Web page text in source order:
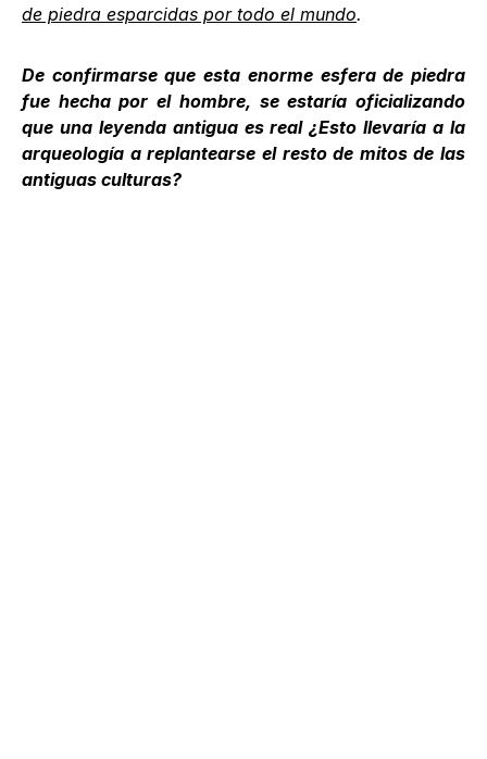
de piedra esparcidas por todo el mundo.
De confirmarse que esta enorme esfera de piedra
fue hecha por el hombre, se estaría oficializando
que una leyenda antigua es real ¿Esto llevaría a la
arqueología a replantearse el resto de mitos de las
antiguas culturas?